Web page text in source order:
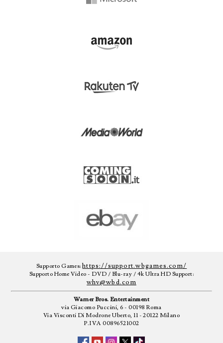
Supporto Games:https://support.wbgames.com/
Supporto Home Video - DVD / Blu-ray / 4k Ultra HD Support:
whv@wbd.com
Warner Bros. Entertainment
via Giacomo Puccini, 6 - 00198 Roma
Via Visconti Di Modrone Uberto, 11 - 20122 Milano
P.IVA 00896521002